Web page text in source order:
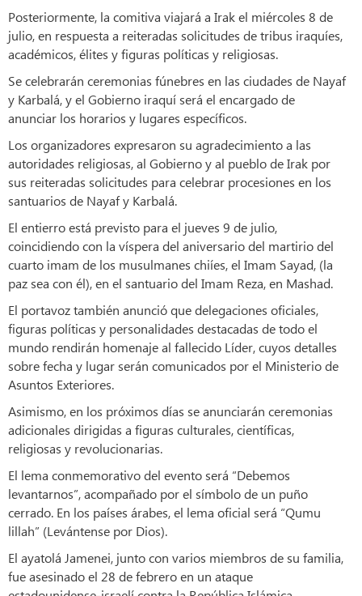
Posteriormente, la comitiva viajará a Irak el miércoles 8 de
julio, en respuesta a reiteradas solicitudes de tribus iraquíes,
académicos, élites y figuras políticas y religiosas.
Se celebrarán ceremonias fúnebres en las ciudades de Nayaf
y Karbalá, y el Gobierno iraquí será el encargado de
anunciar los horarios y lugares específicos.
Los organizadores expresaron su agradecimiento a las
autoridades religiosas, al Gobierno y al pueblo de Irak por
sus reiteradas solicitudes para celebrar procesiones en los
santuarios de Nayaf y Karbalá.
El entierro está previsto para el jueves 9 de julio,
coincidiendo con la víspera del aniversario del martirio del
cuarto imam de los musulmanes chiíes, el Imam Sayad, (la
paz sea con él), en el santuario del Imam Reza, en Mashad.
El portavoz también anunció que delegaciones oficiales,
figuras políticas y personalidades destacadas de todo el
mundo rendirán homenaje al fallecido Líder, cuyos detalles
sobre fecha y lugar serán comunicados por el Ministerio de
Asuntos Exteriores.
Asimismo, en los próximos días se anunciarán ceremonias
adicionales dirigidas a figuras culturales, científicas,
religiosas y revolucionarias.
El lema conmemorativo del evento será “Debemos
levantarnos”, acompañado por el símbolo de un puño
cerrado. En los países árabes, el lema oficial será “Qumu
lillah” (Levántense por Dios).
El ayatolá Jamenei, junto con varios miembros de su familia,
fue asesinado el 28 de febrero en un ataque